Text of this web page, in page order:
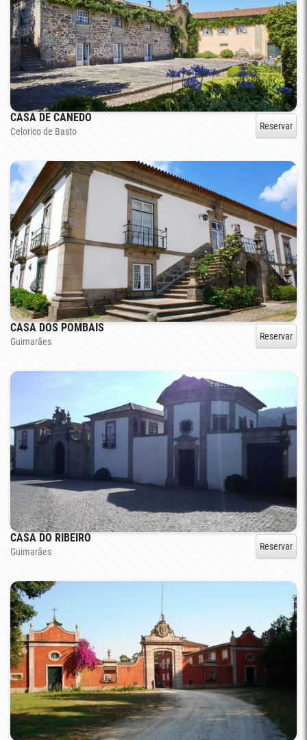
CASA DE CANEDO
Celorico de Basto Reservar
CASA DOS POMBAIS
Guimarães Reservar
CASA DO RIBEIRO
Guimarães Reservar